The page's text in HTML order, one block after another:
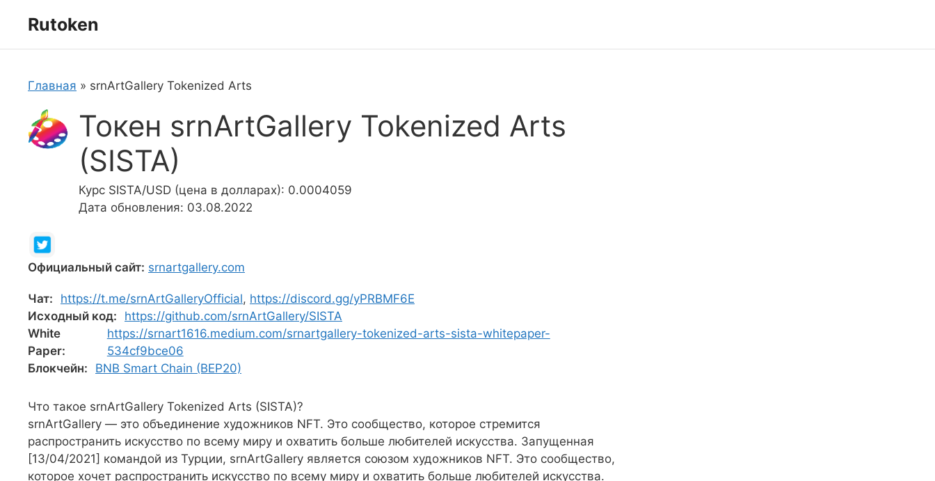
Rutoken
Главная » srnArtGallery Tokenized Arts
Токен srnArtGallery Tokenized Arts
(SISTA)
Курс SISTA/USD (цена в долларах): 0.0004059
Дата обновления: 03.08.2022
Официальный сайт: srnartgallery.com
Чат: https://t.me/srnArtGalleryOfficial, https://discord.gg/yPRBMF6E
Исходный код:
https://github.com/srnArtGallery/SISTA
White
Paper:
https://srnart1616.medium.com/srnartgallery-tokenized-arts-sista-whitepaper-
534cf9bce06
Блокчейн:
BNB Smart Chain (BEP20)
Что такое srnArtGallery Tokenized Arts (SISTA)?
srnArtGallery — это объединение художников NFT. Это сообщество, которое стремится
распространить искусство по всему миру и охватить больше любителей искусства. Запущенная
[13/04/2021] командой из Турции, srnArtGallery является союзом художников NFT. Это сообщество,
которое хочет распространить искусство по всему миру и охватить больше любителей искусства.